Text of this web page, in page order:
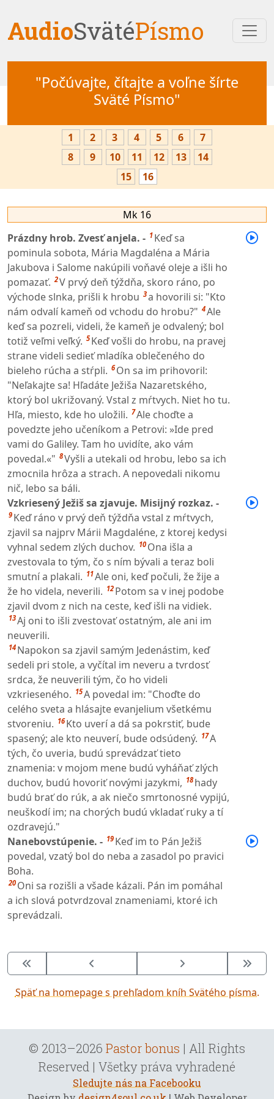
AudioSvätéPísmo
"Počúvajte, čítajte a voľne šírte
Sväté Písmo"
1 2 3 4 5 6
7
8
9 10 11 12 13
14
15
16
Mk 16
Prázdny hrob. Zvesť anjela. - 1 Keď sa
pominula sobota, Mária Magdaléna a Mária
Jakubova i Salome nakúpili voňavé oleje a išli ho
pomazať. 2V prvý deň týždňa, skoro ráno, po
východe slnka, prišli k hrobu 3a hovorili si: "Kto
nám odvalí kameň od vchodu do hrobu?" 4Ale
keď sa pozreli, videli, že kameň je odvalený; bol
totiž veľmi veľký. 5 Keď vošli do hrobu, na pravej
strane videli sedieť mladíka oblečeného do
bieleho rúcha a stŕpli. 6 On sa im prihovoril:
"Neľakajte sa! Hľadáte Ježiša Nazaretského,
ktorý bol ukrižovaný. Vstal z mŕtvych. Niet ho tu.
Hľa, miesto, kde ho uložili. 7Ale choďte a
povedzte jeho učeníkom a Petrovi: »Ide pred
vami do Galiley. Tam ho uvidíte, ako vám
povedal.«" 8Vyšli a utekali od hrobu, lebo sa ich
zmocnila hrôza a strach. A nepovedali nikomu
nič, lebo sa báli.
Vzkriesený Ježiš sa zjavuje. Misijný rozkaz. -
9 Keď ráno v prvý deň týždňa vstal z mŕtvych,
zjavil sa najprv Márii Magdaléne, z ktorej kedysi
vyhnal sedem zlých duchov. 10 Ona išla a
zvestovala to tým, čo s ním bývali a teraz boli
smutní a plakali. 11Ale oni, keď počuli, že žije a
že ho videla, neverili. 12 Potom sa v inej podobe
zjavil dvom z nich na ceste, keď išli na vidiek.
13Aj oni to išli zvestovať ostatným, ale ani im
neuverili.
14 Napokon sa zjavil samým Jedenástim, keď
sedeli pri stole, a vyčítal im neveru a tvrdosť
srdca, že neuverili tým, čo ho videli
vzkrieseného. 15A povedal im: "Choďte do
celého sveta a hlásajte evanjelium všetkému
stvoreniu. 16 Kto uverí a dá sa pokrstiť, bude
spasený; ale kto neuverí, bude odsúdený. 17A
tých, čo uveria, budú sprevádzať tieto
znamenia: v mojom mene budú vyháňať zlých
duchov, budú hovoriť novými jazykmi, 18 hady
budú brať do rúk, a ak niečo smrtonosné vypijú,
neuškodí im; na chorých budú vkladať ruky a tí
ozdravejú."
Nanebovstúpenie. - 19 Keď im to Pán Ježiš
povedal, vzatý bol do neba a zasadol po pravici
Boha.
20 Oni sa rozišli a všade kázali. Pán im pomáhal
a ich slová potvrdzoval znameniami, ktoré ich
sprevádzali.
Späť na homepage s prehľadom kníh Svätého písma.
© 2013–2026 Pastor bonus | All Rights
Reserved | Všetky práva vyhradené
Sledujte nás na Facebooku